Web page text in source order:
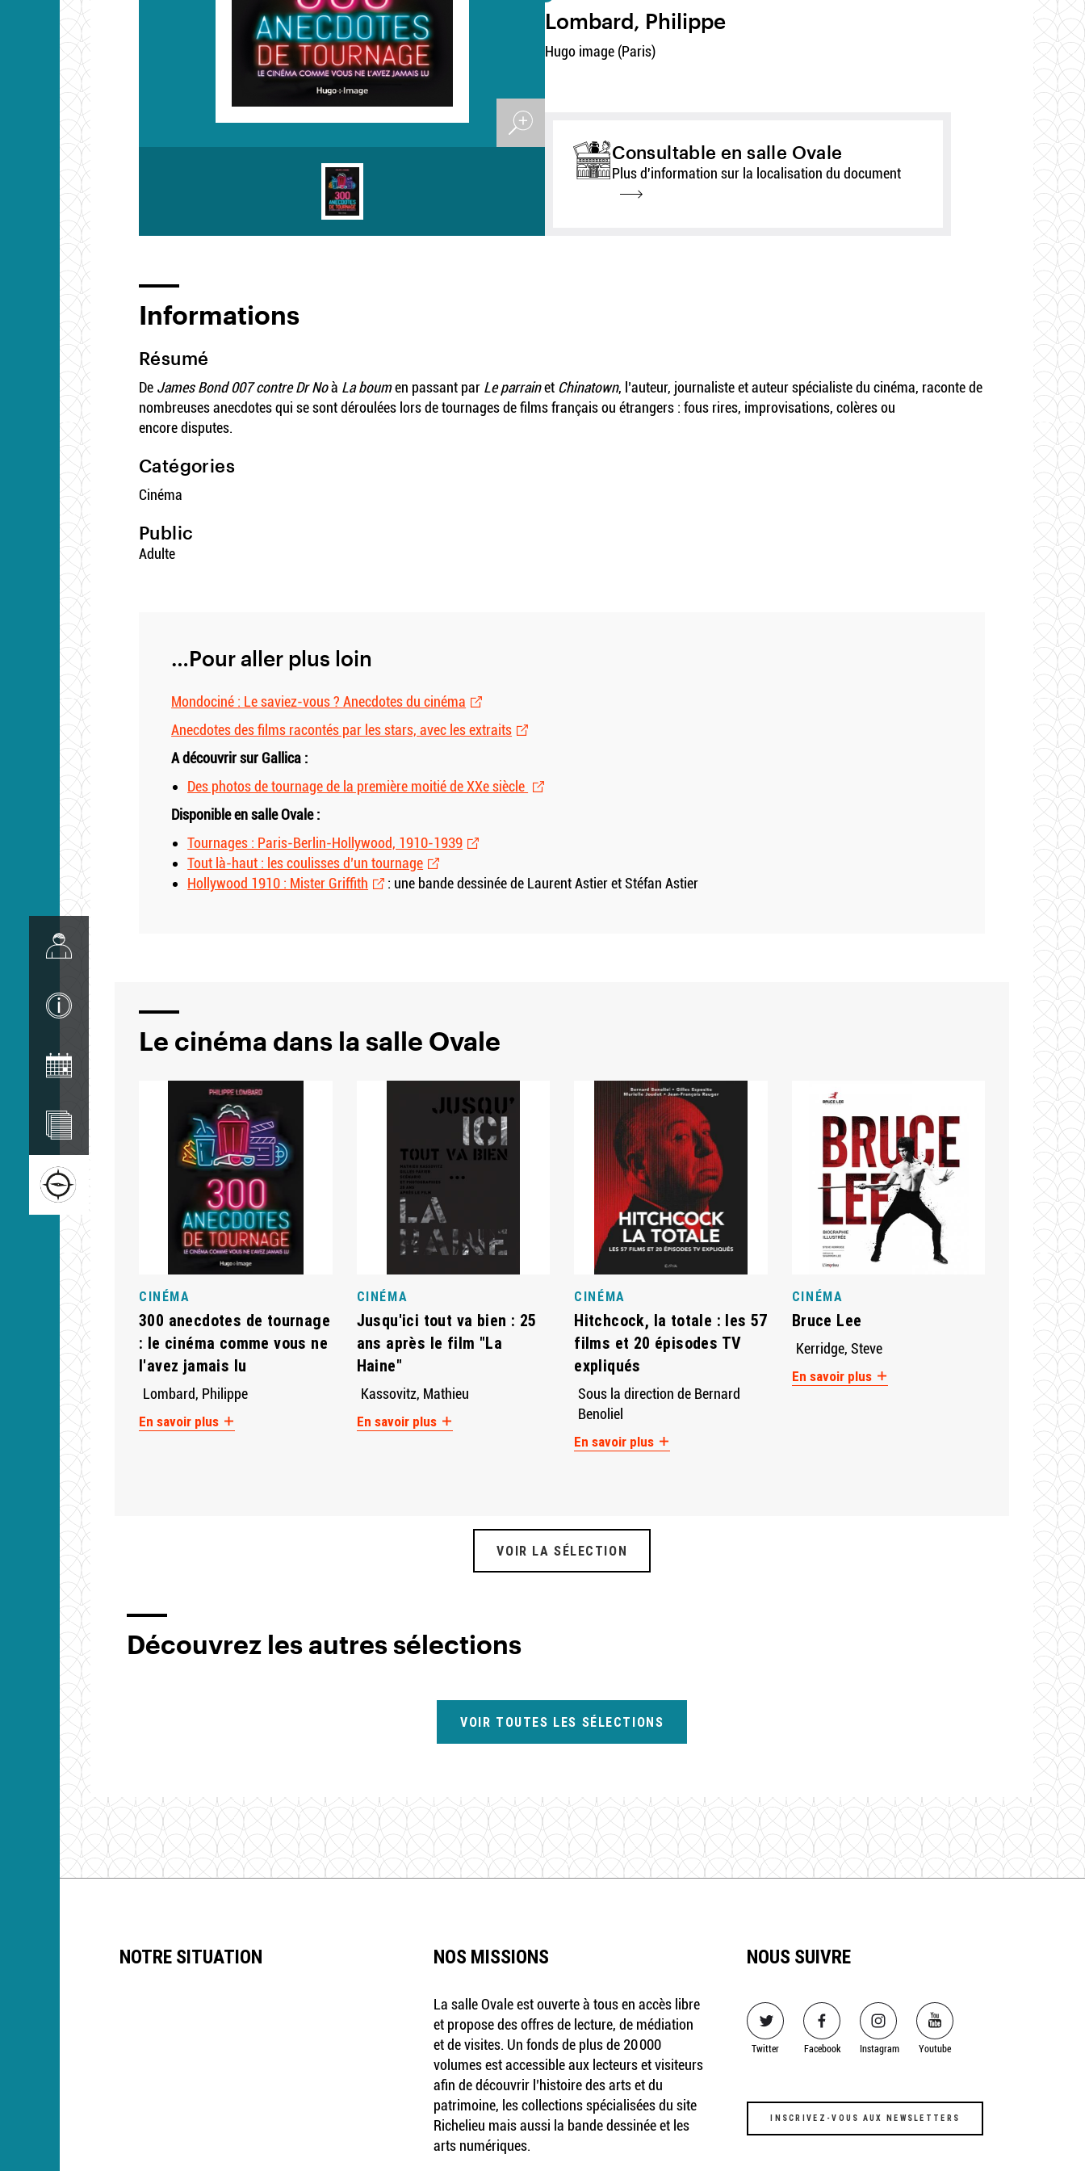
Image
Lombard, Philippe
Hugo image (Paris)
Consultable en salle Ovale
Plus d'information sur la localisation du document
Informations
Résumé
De James Bond 007 contre Dr Noà La boumen passant par Le parrainet Chinatown, l’auteur, journaliste et auteur spécialiste du cinéma, raconte de
nombreuses anecdotes qui se sont déroulées lors de tournages de films français ou étrangers : fous rires, improvisations, colères ou
encore disputes.
Catégories
Cinéma
Public
Adulte
…Pour aller plus loin
Mondociné : Le saviez-vous ? Anecdotes du cinéma
Anecdotes des films racontés par les stars, avec les extraits
A découvrir sur Gallica :
Des photos de tournage de la première moitié de XXe siècle
Disponible en salle Ovale :
Tournages : Paris-Berlin-Hollywood, 1910-1939
Tout là-haut : les coulisses d’un tournage
Hollywood 1910 : Mister Griffith
: une bande dessinée de Laurent Astier et Stéfan Astier
Le cinéma dans la salle Ovale
CINÉMA
300 anecdotes de tournage
: le cinéma comme vous ne
l'avez jamais lu
Lombard, Philippe
En savoir plus
CINÉMA
Jusqu'ici tout va bien : 25
ans après le film "La
Haine"
Kassovitz, Mathieu
En savoir plus
CINÉMA
Hitchcock, la totale : les 57
films et 20 épisodes TV
expliqués
Sous la direction de Bernard
Benoliel
En savoir plus
CINÉMA
Bruce Lee
Kerridge, Steve
En savoir plus
VOIR LA SÉLECTION
Découvrez les autres sélections
VOIR TOUTES LES SÉLECTIONS
NOTRE SITUATION NOS MISSIONS
La salle Ovale est ouverte à tous en accès libre
et propose des offres de lecture, de médiation
et de visites. Un fonds de plus de 20 000
volumes est accessible aux lecteurs et visiteurs
afin de découvrir l’histoire des arts et du
patrimoine, les collections spécialisées du site
Richelieu mais aussi la bande dessinée et les
arts numériques.
NOUS SUIVRE
Image
Twitter
Image
Facebook
Image
Instagram
Image
Youtube
INSCRIVEZ-VOUS AUX NEWSLETTERS